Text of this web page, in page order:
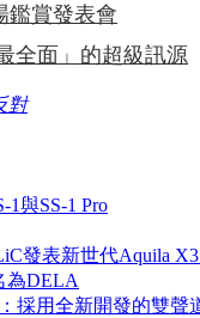
鑑賞發表會
全面」的超級訊源
對
與SS-1 Pro
發表新世代Aquila
為DELA
採用全新開發的雙聲